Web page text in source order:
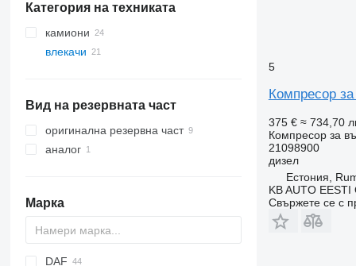
Категория на техниката
камиони
влекачи
Вид на резервната част
оригинална резервна част
аналог
Марка
DAF
5
Компресор
375 € ≈ 734,70
Компресор за
21098900
дизел
Естония,
KB AUTO EESTI
Свържете се с